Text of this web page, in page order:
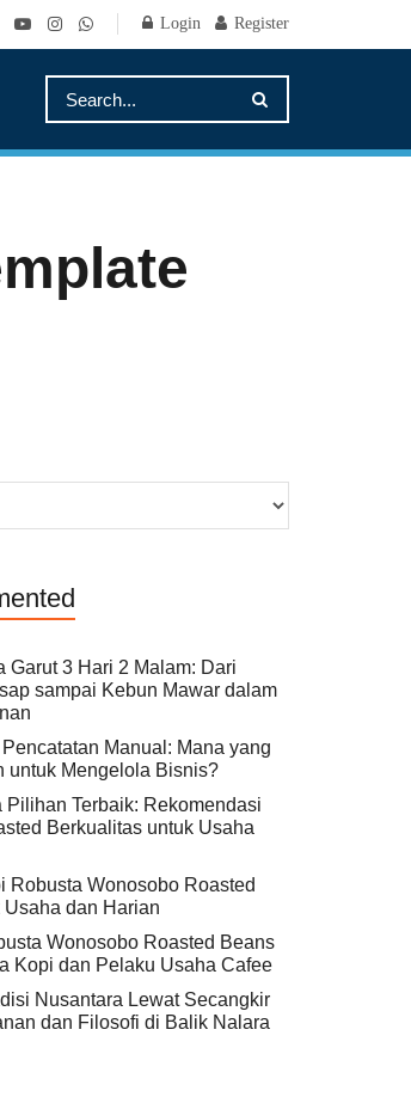
Login Register
Garut 3 Hari 2 Malam: Dari
sampai Kebun Mawar dalam
Manual: Mana yang
untuk Mengelola Bisnis?
Pilihan Terbaik: Rekomendasi
Berkualitas untuk Usaha
Robusta Wonosobo Roasted
Usaha dan Harian
Wonosobo Roasted Beans
Kopi dan Pelaku Usaha Cafee
Nusantara Lewat Secangkir
dan Filosofi di Balik Nalara